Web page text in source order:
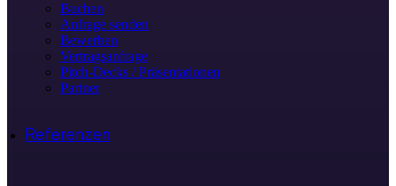
Buchen
Anfrage senden
Bewerben
Vertragsanfrage
Pitch-Decks / Präsentationen
Partner
Referenzen